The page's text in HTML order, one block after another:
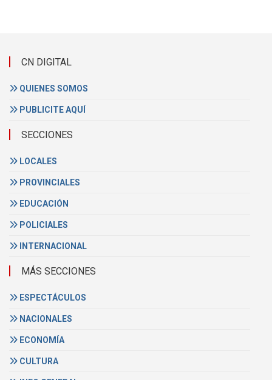
CN DIGITAL
QUIENES SOMOS
PUBLICITE AQUÍ
SECCIONES
LOCALES
PROVINCIALES
EDUCACIÓN
POLICIALES
INTERNACIONAL
MÁS SECCIONES
ESPECTÁCULOS
NACIONALES
ECONOMÍA
CULTURA